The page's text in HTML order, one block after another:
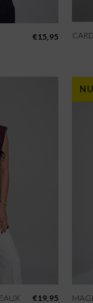
€15,95
€19,95